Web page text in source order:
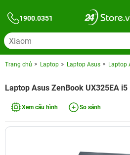
1900.0351
Trang chủ Laptop Laptop Asus Laptop
Laptop Asus ZenBook UX325EA i5
Xem cấu hình So sánh